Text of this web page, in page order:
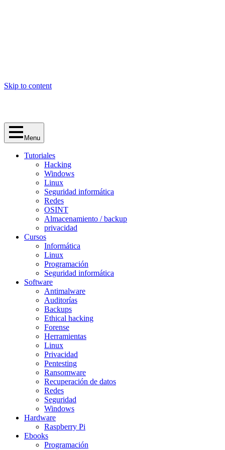
Skip to content
Menu
Tutoriales
Hacking
Windows
Linux
Seguridad informática
Redes
OSINT
Almacenamiento / backup
privacidad
Cursos
Informática
Linux
Programación
Seguridad informática
Software
Antimalware
Auditorías
Backups
Ethical hacking
Forense
Herramientas
Linux
Privacidad
Pentesting
Ransomware
Recuperación de datos
Redes
Seguridad
Windows
Hardware
Raspberry Pi
Ebooks
Programación